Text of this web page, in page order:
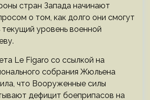
стран Запада начинают
о том, как долго они смогут
уровень военной
Le Figaro со ссылкой на
собрания Жюльена
что Вооруженные силы
дефицит боеприпасов на